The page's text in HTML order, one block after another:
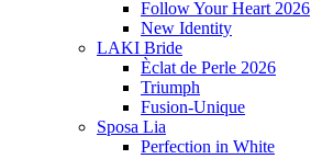
Follow Your Heart 2026
New Identity
LAKI Bride
Èclat de Perle 2026
Triumph
Fusion-Unique
Sposa Lia
Perfection in White